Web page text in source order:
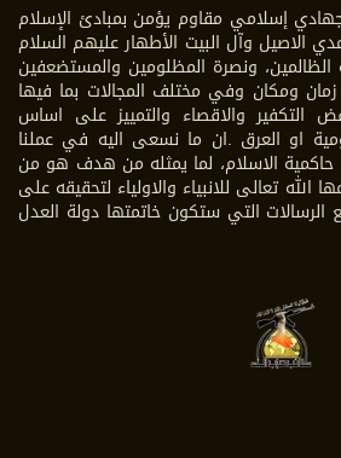
إسلامي مقاوم يؤمن بمبادئ الإسلام
الاصيل وآل البيت الأطهار عليهم السلام
ونصرة المظلومين والمستضعفين
ومكان وفي مختلف المجالات بما فيها
التكفير والاقصاء والتمييز على اساس
او العرق .ان ما نسعى اليه في عملنا
الاسلام، لما يمثله من هدف هو من
تعالى للانبياء والاولياء لتحقيقه على
الرسالات التي ستكون خاتمتها دولة العدل